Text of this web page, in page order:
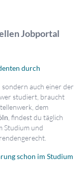
Jobportal
durch
auch einer der
studiert, braucht
dem
, findest du täglich
Studium und
schon im Studium